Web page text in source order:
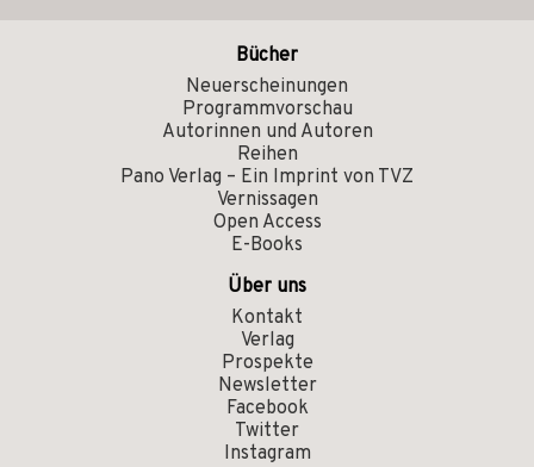
Bücher
Neuerscheinungen
Programmvorschau
Autorinnen und Autoren
Reihen
Pano Verlag – Ein Imprint von TVZ
Vernissagen
Open Access
E-Books
Über uns
Kontakt
Verlag
Prospekte
Newsletter
Facebook
Twitter
Instagram